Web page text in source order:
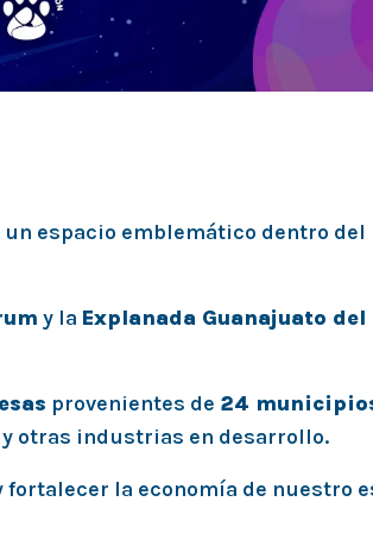
un espacio emblemático dentro del
y la Explanada Guanajuato del
provenientes de 24
otras industrias en desarrollo.
la economía de nuestro